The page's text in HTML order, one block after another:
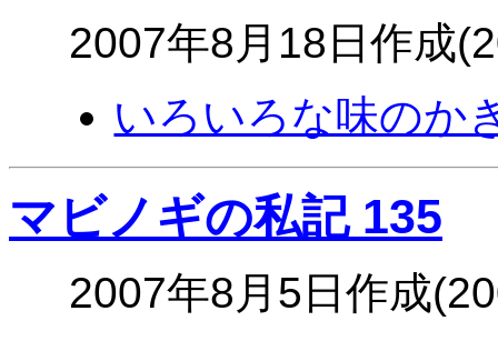
2007年8月18日作成
いろいろな味のか
マビノギの私記 135
2007年8月5日作成